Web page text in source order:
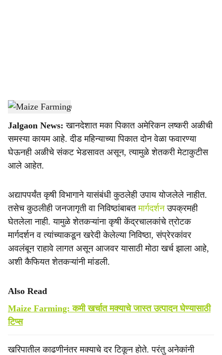
a
r
Maize Farming-Agrowon
Jalgaon News: खानदेशात मका पिकात अमेरिकन लष्करी अळीची
समस्या कायम आहे. दीड महिन्याच्या पिकात दोन वेळा फवारण्या
घेऊनही अळीचे संकट भेडसावत असून, त्यामुळे शेतकरी मेटाकुटीस
आले आहेत.
अद्यापपर्यंत कृषी विभागाने यासंबंधी कुठलेही उपाय योजलेले नाहीत.
तसेच कुठलीही जनजागृती वा निविष्ठांबाबतमार्गदर्शनउपक्रमही
घेतलेला नाही. यामुळे शेतकऱ्यांना कृषी केंद्रचालकांचे त्रोटक
मार्गदर्शन व त्यांच्याकडून खरेदी केलेल्या निविष्ठा, संप्रेरकांवर
अवलंबून राहावे लागत असून आजवर यासाठी मोठा खर्च झाला आहे,
अशी कैफियत शेतकऱ्यांनी मांडली.
Also Read
Maize Farming: कमी खर्चात मक्याचे जास्त उत्पादन घेण्यासाठी
टिप्स
खरिपातील काढणीनंतर मक्याचे दर टिकून होते. परंतु अनेकांनी